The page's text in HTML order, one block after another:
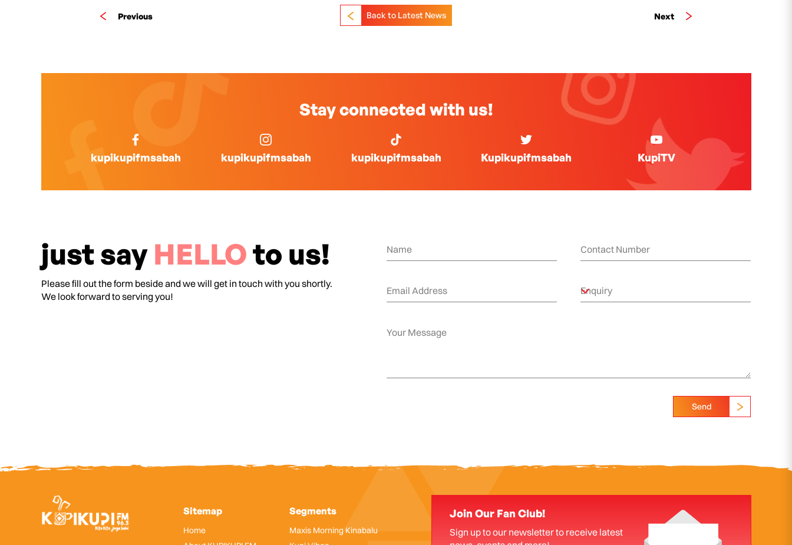
Previous Next
Back to Latest News
Stay connected with us!
kupikupifmsabah kupikupifmsabah kupikupifmsabah Kupikupifmsabah KupiTV
just say HELLOto us!
Please fill out the form beside and we will get in touch with you shortly.
We look forward to serving you!
Send
Sitemap
Home
Segments
Maxis Morning Kinabalu
Join Our Fan Club!
Sign up to our newsletter to receive latest